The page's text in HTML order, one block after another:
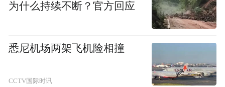
当晚，西双版纳皎洁的夜空顿时光明遍洒，漫天
为什么持续不断？官方回应
悉尼机场两架飞机险相撞
CCTV国际时讯